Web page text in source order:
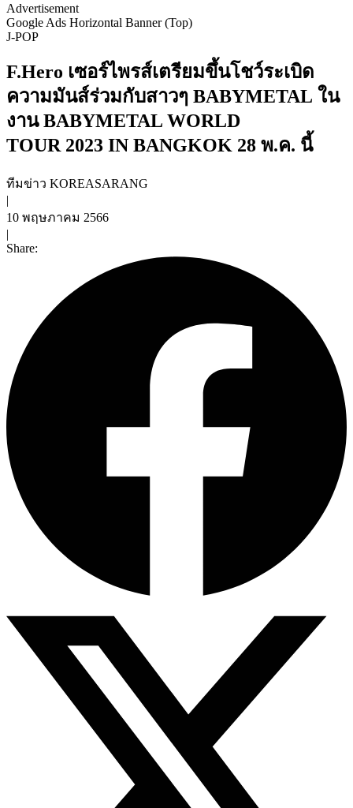
Advertisement
Google Ads Horizontal Banner (Top)
J-POP
F.Hero เซอร์ไพรส์เตรียมขึ้นโชว์ระเบิด
ความมันส์ร่วมกับสาวๆ BABYMETAL ใน
งาน BABYMETAL WORLD
TOUR 2023 IN BANGKOK 28 พ.ค. นี้
ทีมข่าว KOREASARANG
|
10 พฤษภาคม 2566
|
Share: